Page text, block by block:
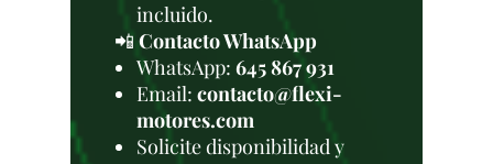
incluido.
📲 Contacto WhatsApp
WhatsApp: 645 867 931
Email: contacto@flexi-
motores.com
Solicite disponibilidad y